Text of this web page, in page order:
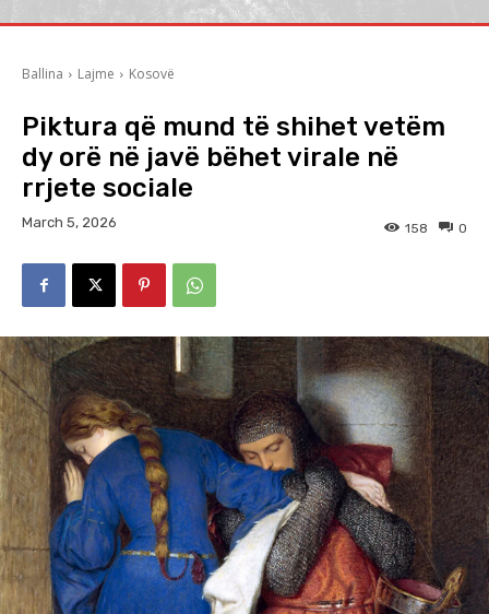
Ballina Lajme Kosovë
Piktura që mund të shihet vetëm
dy orë në javë bëhet virale në
rrjete sociale
March 5, 2026 0
158